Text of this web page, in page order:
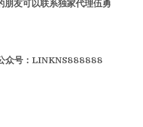
友可以联系独家代理伍勇
众号：LINKNS888888